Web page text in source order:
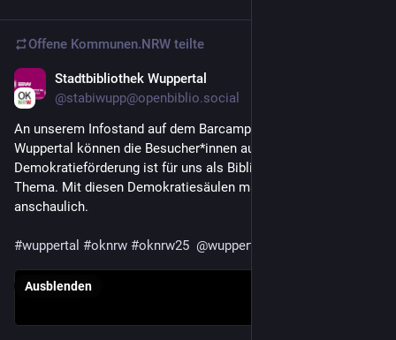
Offene Kommunen.NRW teilte
Stadtbibliothek Wuppertal
@stabiwupp@openbiblio.social
An unserem Infostand auf dem Barcamp OKNRW in der VHS
Wuppertal können die Besucher*innen auch abstimmen.
Demokratieförderung ist für uns als Bibliothek ein wichtiges
Thema. Mit diesen Demokratiesäulen machen wir das gerne
anschaulich.
#wuppertal #oknrw #oknrw25 @wuppertal
Ausblenden